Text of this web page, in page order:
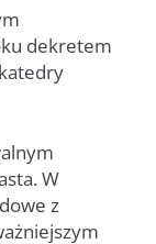
dekretem
W
z